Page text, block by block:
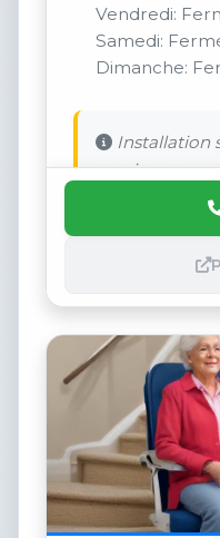
Vendredi:
Samedi:
Dimanche:
Installation
maximum.